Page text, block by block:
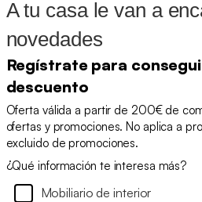
A tu casa le van a
novedades
Regístrate para
descuento
Oferta válida a partir de 200€ de
ofertas y promociones. No aplica a
excluido de promociones.
¿Qué información te interesa más?
Mobiliario de interior